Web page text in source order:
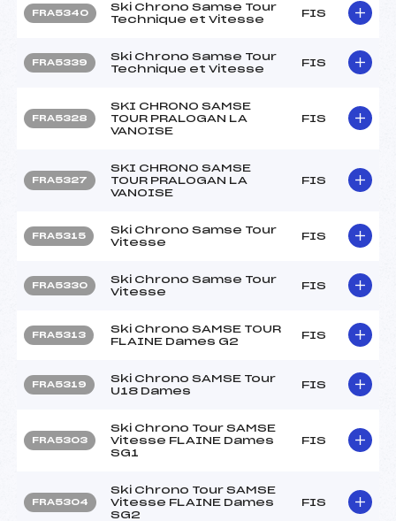
FRA5340
Ski Chrono Samse Tour
Technique et Vitesse
FIS
FRA5339
Ski Chrono Samse Tour
Technique et Vitesse
FIS
FRA5328
SKI CHRONO SAMSE
TOUR PRALOGAN LA
VANOISE
FIS
FRA5327
SKI CHRONO SAMSE
TOUR PRALOGAN LA
VANOISE
FIS
FRA5315
Ski Chrono Samse Tour
Vitesse
FIS
FRA5330
Ski Chrono Samse Tour
Vitesse
FIS
FRA5313
Ski Chrono SAMSE TOUR
FLAINE Dames G2
FIS
FRA5319
Ski Chrono SAMSE Tour
U18 Dames
FIS
FRA5303
Ski Chrono Tour SAMSE
Vitesse FLAINE Dames
SG1
FIS
FRA5304
Ski Chrono Tour SAMSE
Vitesse FLAINE Dames
SG2
FIS